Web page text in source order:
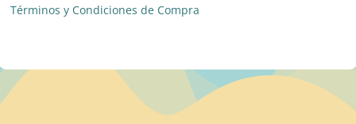
Términos y Condiciones de Compra